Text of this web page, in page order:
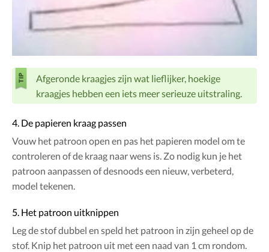
Afgeronde kraagjes zijn wat lieflijker, hoekige
kraagjes hebben een iets meer serieuze uitstraling.
4. De papieren kraag passen
Vouw het patroon open en pas het papieren model om te
controleren of de kraag naar wens is. Zo nodig kun je het
patroon aanpassen of desnoods een nieuw, verbeterd,
model tekenen.
5. Het patroon uitknippen
Leg de stof dubbel en speld het patroon in zijn geheel op de
stof. Knip het patroon uit met een naad van 1 cm rondom.